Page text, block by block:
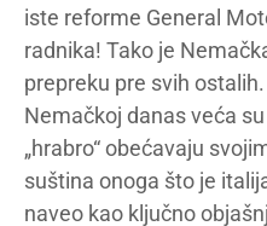
iste reforme General
radnika! Tako je
prepreku pre svih
Nemačkoj danas veća
„hrabro“ obećavaju
suština onoga što je
naveo kao ključno